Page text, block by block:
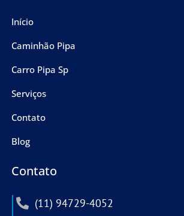
Início
Caminhão Pipa
Carro Pipa Sp
Serviços
Contato
Blog
Contato
(11) 94729-4052